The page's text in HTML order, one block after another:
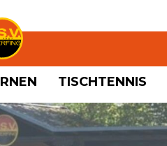
TISCHTENNIS